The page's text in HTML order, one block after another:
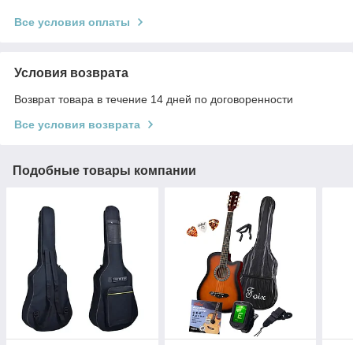
Все условия оплаты
Условия возврата
Возврат товара в течение 14 дней по договоренности
Все условия возврата
Подобные товары компании